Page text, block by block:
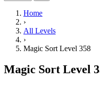
Home
›
All Levels
›
Magic Sort Level 358
Magic Sort Level